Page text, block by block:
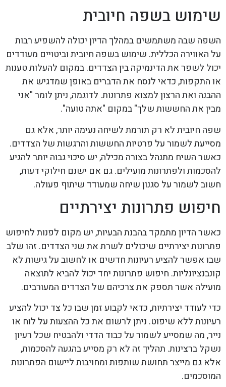
שימוש בשפה חיובית
השפה שבה משתמשים במהלך הדיון יכולה להשפיע רבות
על האווירה הכללית. שימוש בשפה חיובית וביטויים מעודדים
יכול לשפר את הדינמיקה בין הצדדים. במקום להעלות טענות
או התקפות, כדאי לנסח את הדברים באופן שמדגיש את
ההבנה ואת הרצון למצוא פתרונות. לדוגמה, ניתן לומר "אני
מבין את החששות שלך" במקום "אתה טועה".
שפה חיובית לא רק תורמת לשיחה נעימה יותר, אלא גם
מסייעת לשמור על פרטיות החששות והרגשות של הצדדים.
כאשר השיח מתנהל בצורה מכילה, יש סיכוי גבוה יותר להגיע
להסכמות ולפתרונות מועילים. גם אם ישנם חילוקי דעות,
חשוב לשמור על סגנון שיחה שמעודד שיתוף פעולה.
חיפוש פתרונות יצירתיים
כאשר הדיון מתמקד בהבנת הבעיות, יש מקום לפנות לחיפוש
פתרונות יצירתיים שיכולים לשרת את שני הצדדים. זהו שלב
שבו אפשר להציע רעיונות חדשים או לחשוב על גישות לא
קונבנציונליות. חיפוש פתרונות יחד יכול להביא לתוצאה
מועילה אשר תספק את צרכיהם של הצדדים המעורבים.
כדי לעודד יצירתיות, כדאי לקבוע זמן שבו כל צד יכול להציע
רעיונות ללא שיפוט. ניתן לרשום את כל ההצעות על לוח או
נייר, מה שמסייע לשמור על כבוד הדדי ולהבטיח שכל רעיון
נשקל ברצינות. תהליך זה לא רק מסייע בהגעה להסכמות,
אלא גם מייצר תחושת שותפות ומחויבות ליישום הפתרונות
המוסכמים.